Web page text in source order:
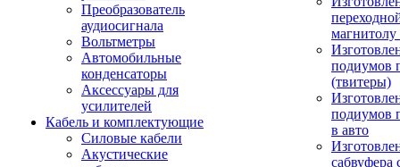
Преобразователь
аудиосигнала
Вольтметры
Автомобильные
конденсаторы
Аксессуары для
усилителей
Кабель и комплектующие
Силовые кабели
Акустические
подиумов
(твитеры)
подиумов
в авто
сабвуфера